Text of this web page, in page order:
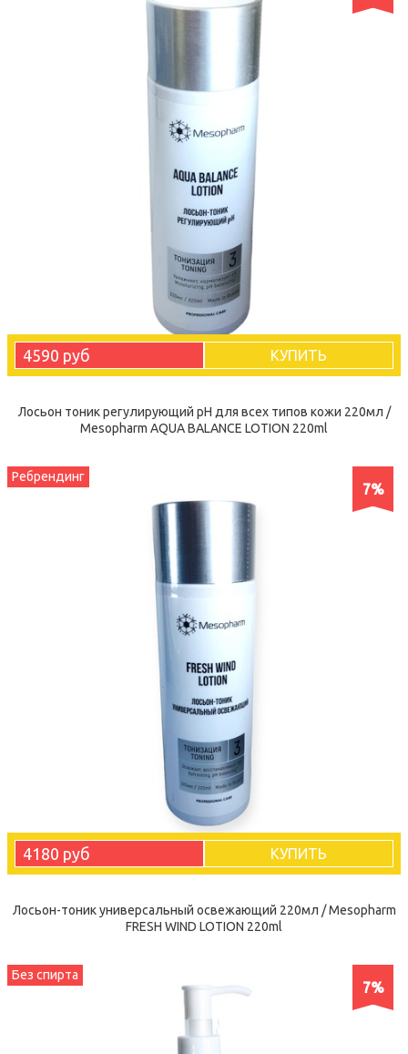
4590 руб КУПИТЬ
Лосьон тоник регулирующий рН для всех типов кожи 220мл /
Mesopharm AQUA BALANCE LOTION 220ml
7%
Ребрендинг
4180 руб КУПИТЬ
Лосьон-тоник универсальный освежающий 220мл / Mesopharm
FRESH WIND LOTION 220ml
7%
Без спирта